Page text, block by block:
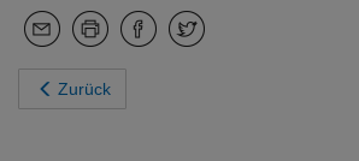
Zurück